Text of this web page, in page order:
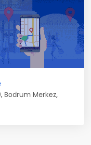
Bodrum Merkez,